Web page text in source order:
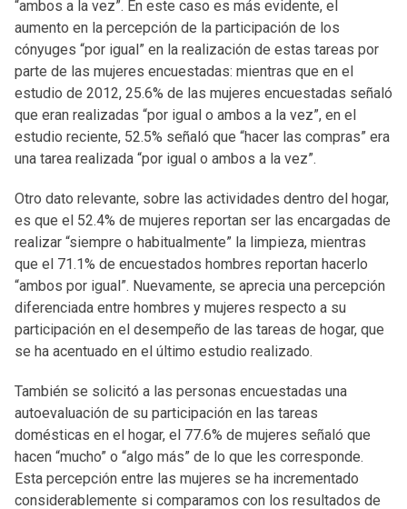
“ambos a la vez”. En este caso es más evidente, el
aumento en la percepción de la participación de los
cónyuges “por igual” en la realización de estas tareas por
parte de las mujeres encuestadas: mientras que en el
estudio de 2012, 25.6% de las mujeres encuestadas señaló
que eran realizadas “por igual o ambos a la vez”, en el
estudio reciente, 52.5% señaló que “hacer las compras” era
una tarea realizada “por igual o ambos a la vez”.
Otro dato relevante, sobre las actividades dentro del hogar,
es que el 52.4% de mujeres reportan ser las encargadas de
realizar “siempre o habitualmente” la limpieza, mientras
que el 71.1% de encuestados hombres reportan hacerlo
“ambos por igual”. Nuevamente, se aprecia una percepción
diferenciada entre hombres y mujeres respecto a su
participación en el desempeño de las tareas de hogar, que
se ha acentuado en el último estudio realizado.
También se solicitó a las personas encuestadas una
autoevaluación de su participación en las tareas
domésticas en el hogar, el 77.6% de mujeres señaló que
hacen “mucho” o “algo más” de lo que les corresponde.
Esta percepción entre las mujeres se ha incrementado
considerablemente si comparamos con los resultados de